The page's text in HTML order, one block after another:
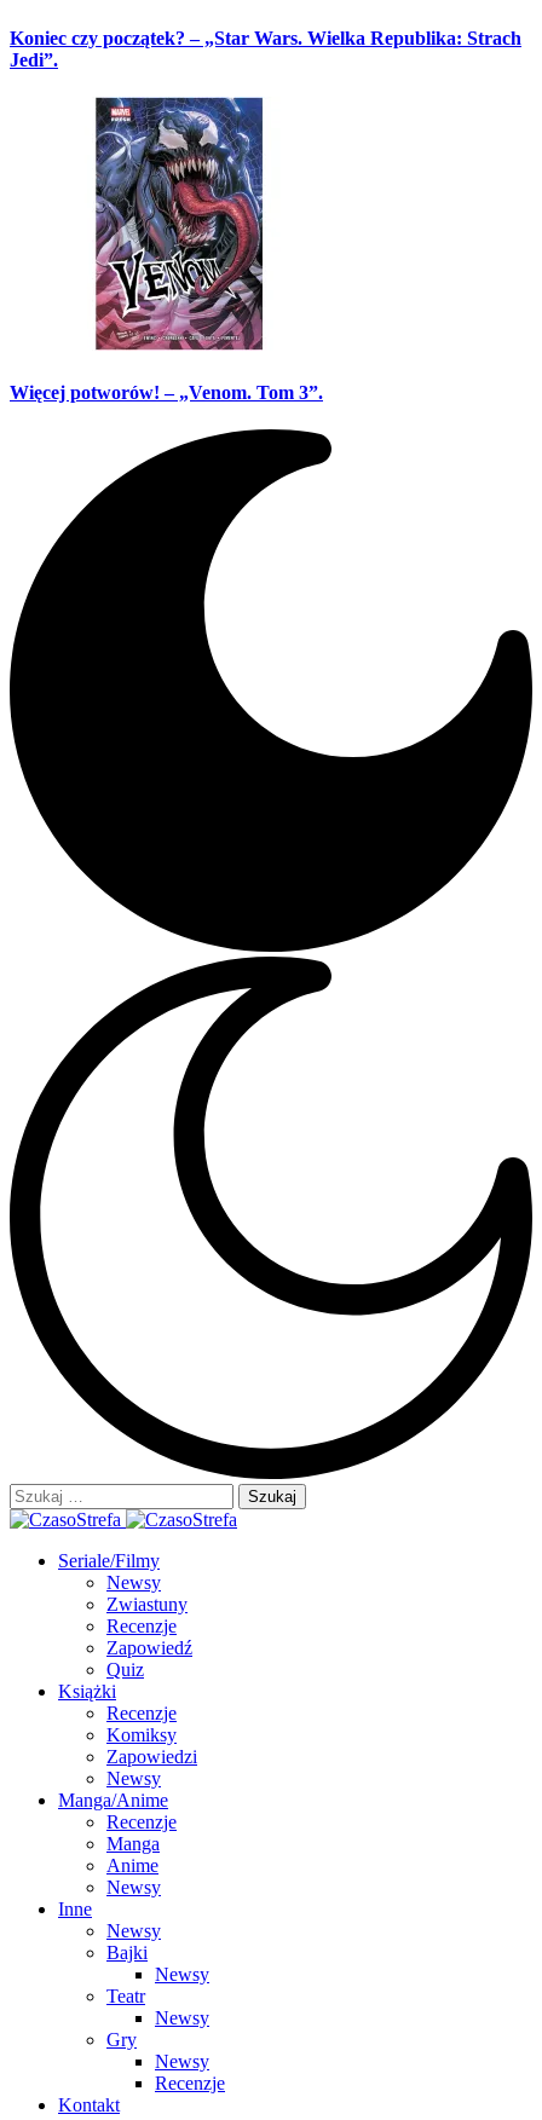
Koniec czy początek? – „Star Wars. Wielka Republika: Strach
Jedi”.
Więcej potworów! – „Venom. Tom 3”.
Szukaj:
Seriale/Filmy
Newsy
Zwiastuny
Recenzje
Zapowiedź
Quiz
Książki
Recenzje
Komiksy
Zapowiedzi
Newsy
Manga/Anime
Recenzje
Manga
Anime
Newsy
Inne
Newsy
Bajki
Newsy
Teatr
Newsy
Gry
Newsy
Recenzje
Kontakt